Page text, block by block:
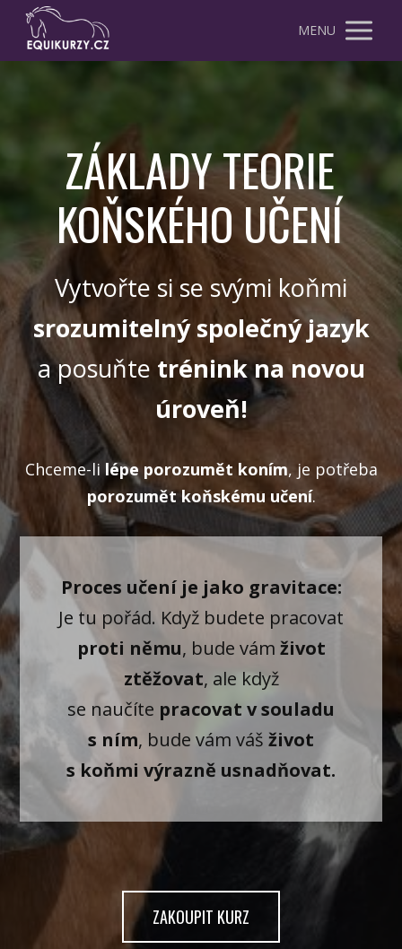
MENU
ZÁKLADY TEORIE
KOŇSKÉHO UČENÍ
Vytvořte si se svými koňmi
srozumitelný společný jazyk
a posuňte trénink na novou
úroveň!
Chceme-li lépe porozumět koním, je potřeba
porozumět koňskému učení.
Proces učení je jako gravitace:
Je tu pořád. Když budete pracovat
proti němu, bude vám život
ztěžovat, ale když
se naučíte pracovat v souladu
s ním, bude vám váš život
s koňmi výrazně usnadňovat.
ZAKOUPIT KURZ